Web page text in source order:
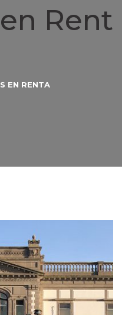
Rent
EN RENTA